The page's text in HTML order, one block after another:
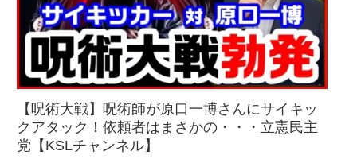
【呪術大戦】呪術師が原口一博さんにサイキッ
クアタック！依頼者はまさかの・・・立憲民主
党【KSLチャンネル】